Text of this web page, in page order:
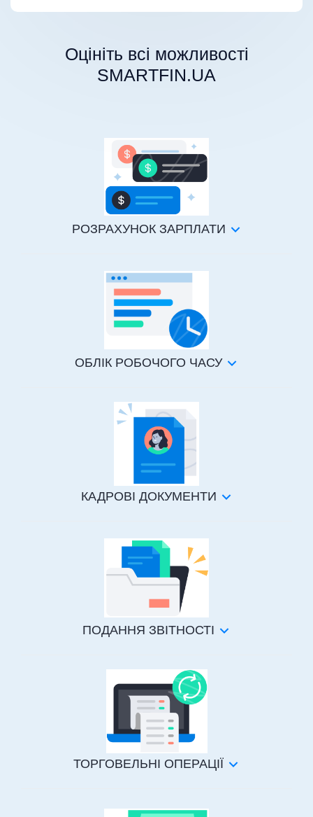
Оцініть всi можливості
SMARTFIN.UA
РОЗРАХУНОК ЗАРПЛАТИ
ОБЛІК РОБОЧОГО ЧАСУ
КАДРОВІ ДОКУМЕНТИ
ПОДАННЯ ЗВІТНОСТІ
ТОРГОВЕЛЬНІ ОПЕРАЦІЇ